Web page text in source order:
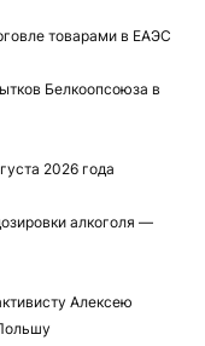
товарами в ЕАЭС
Белкоопсоюза в
2026 года
алкоголя —
Алексею